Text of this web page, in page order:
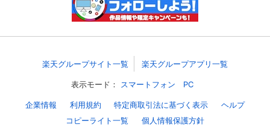
楽天グループサイト一覧 楽天グループアプリ一覧
表示モード： スマートフォン PC
企業情報 利用規約 特定商取引法に基づく表示
ヘルプ
コピーライト一覧
個人情報保護方針